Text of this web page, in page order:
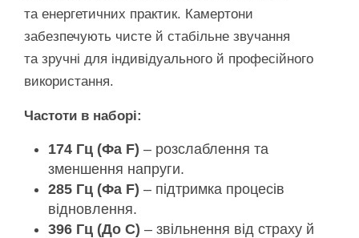
та енергетичних практик. Камертони
забезпечують чисте й стабільне звучання
та зручні для індивідуального й професійного
використання.
Частоти в наборі:
174 Гц (Фа F) – розслаблення та
зменшення напруги.
285 Гц (Фа F) – підтримка процесів
відновлення.
396 Гц (До C) – звільнення від страху й